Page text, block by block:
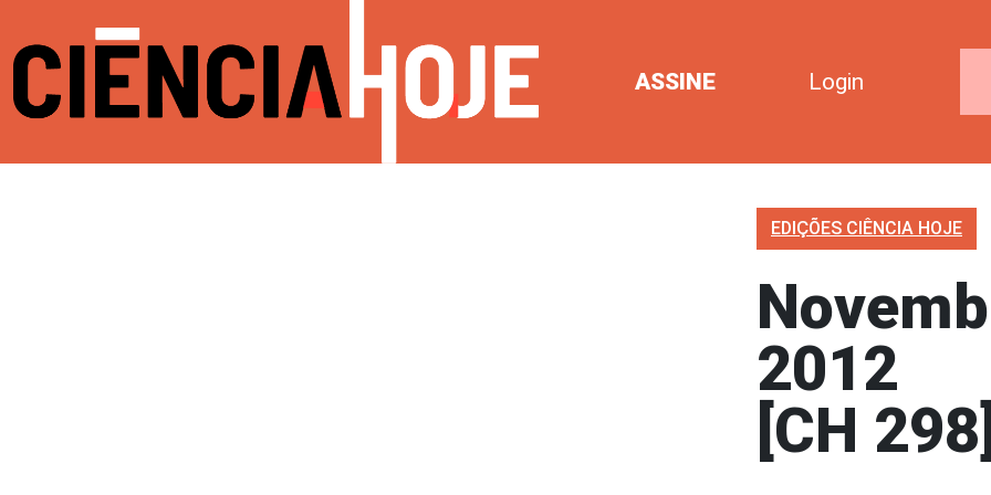
ASSINE Login
EDIÇÕES CIÊNCIA HOJE
2012
[CH